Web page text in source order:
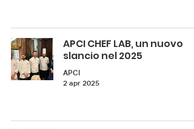
APCI CHEF LAB, un nuovo
slancio nel 2025
APCI
2 apr 2025